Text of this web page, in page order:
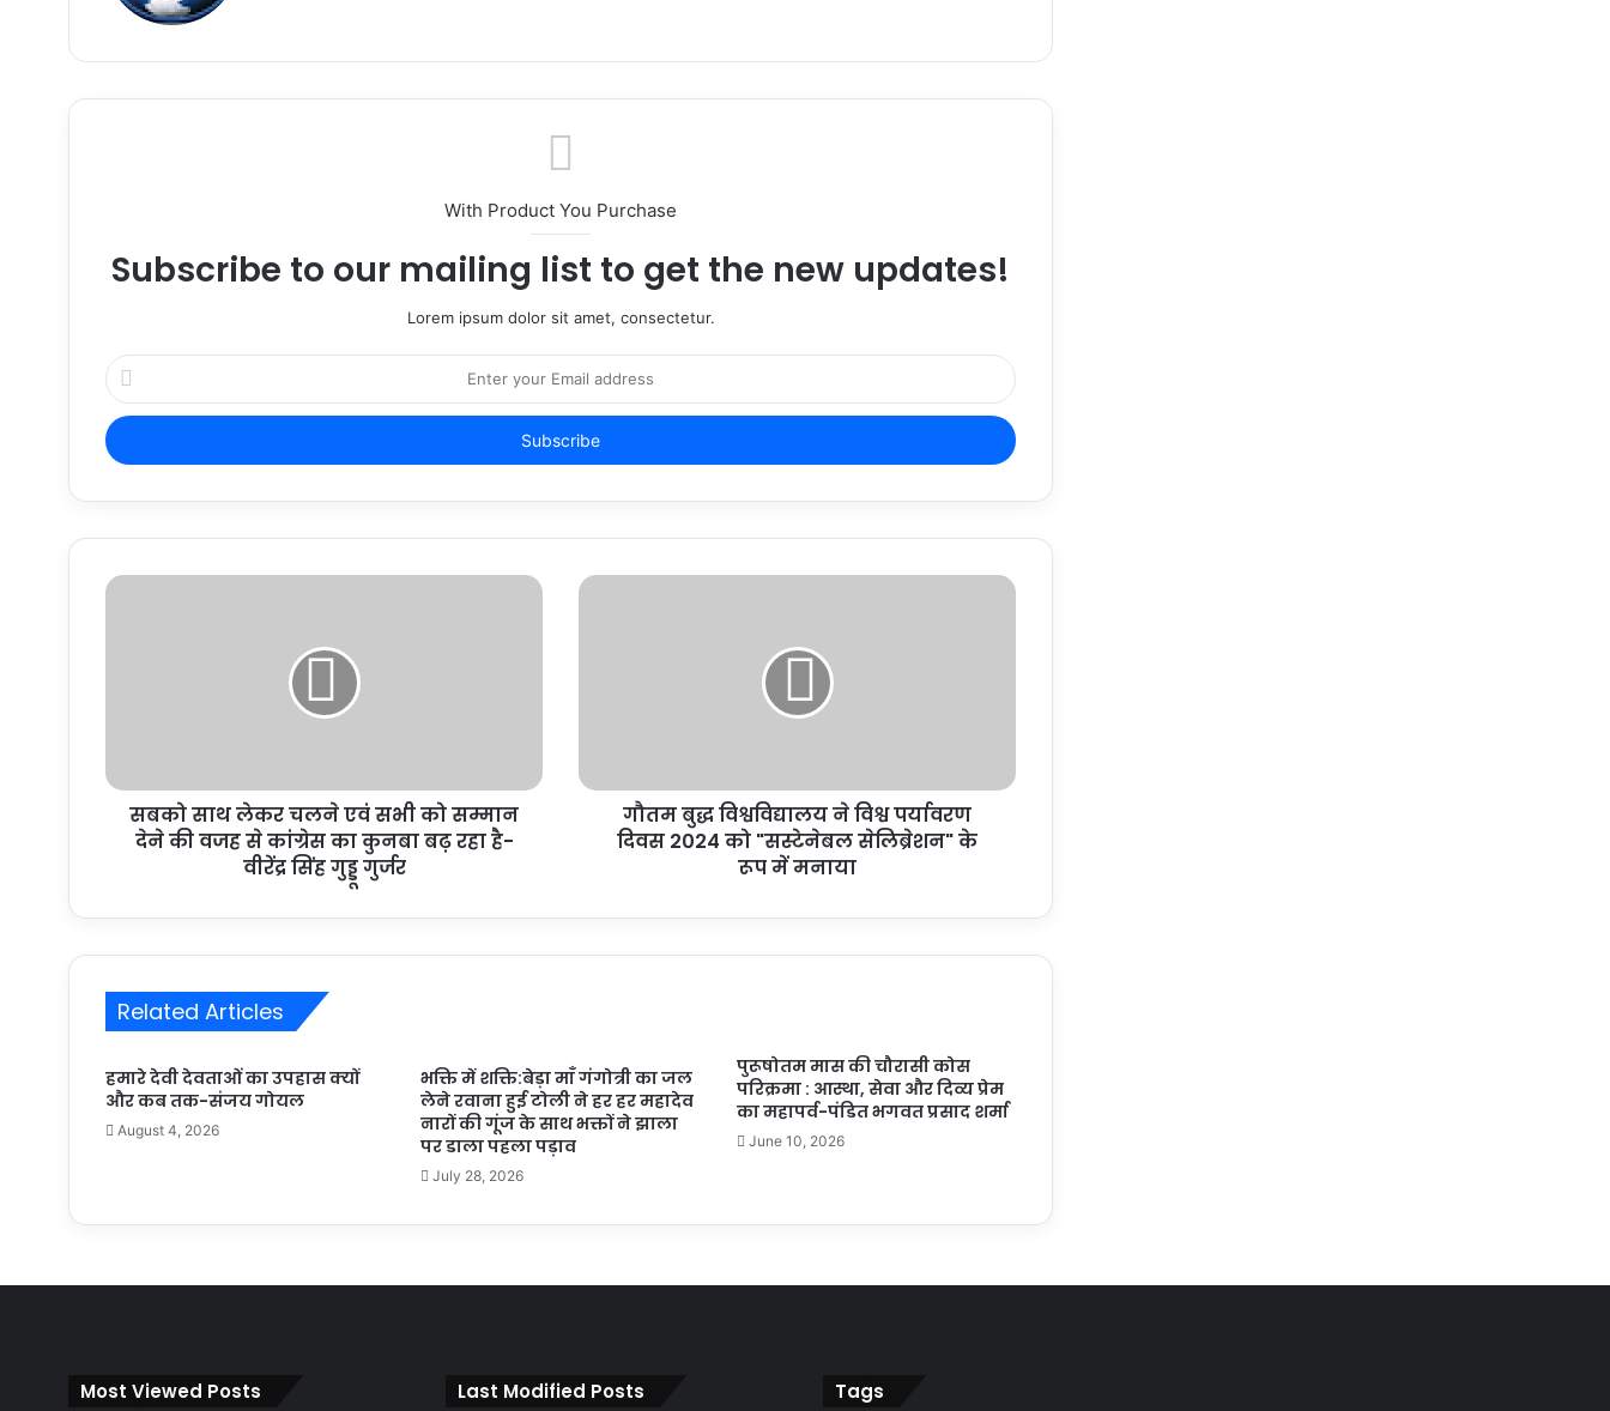
With Product You Purchase
Subscribe to our mailing list to get the new updates!
Lorem ipsum dolor sit amet, consectetur.
Enter
your
Email
address
सबको साथ लेकर चलने एवं सभी को सम्मान
देने की वजह से कांग्रेस का कुनबा बढ़ रहा है-
वीरेंद्र सिंह गुड्डू गुर्जर
गौतम बुद्ध विश्वविद्यालय ने विश्व पर्यावरण
दिवस 2024 को "सस्टेनेबल सेलिब्रेशन" के
रूप में मनाया
Related Articles
हमारे देवी देवताओं का उपहास क्यों
और कब तक-संजय गोयल
August 4, 2026
भक्ति में शक्ति:बेड़ा माँ गंगोत्री का जल
लेने रवाना हुई टोली ने हर हर महादेव
नारों की गूंज के साथ भक्तों ने झाला
पर डाला पहला पड़ाव
July 28, 2026
पुरूषोतम मास की चौरासी कोस
परिक्रमा : आस्था, सेवा और दिव्य प्रेम
का महापर्व-पंडित भगवत प्रसाद शर्मा
June 10, 2026
Most Viewed Posts Last Modified Posts Tags